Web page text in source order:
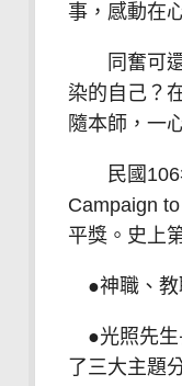
事，感動在
同奮可還
染的自己？
隨本師，一
民國106年
Campaign
平獎。史上
●神職、教
●光照先生
了三大主題